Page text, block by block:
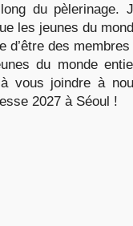
du pèlerinage.
les jeunes du
d’être des membres
du monde
vous joindre à
2027 à Séoul !